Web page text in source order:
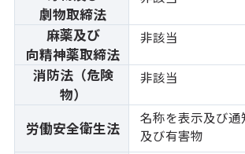
劇物取締法
麻薬及び
向精神薬取締法
非該当
消防法（危険
物）
非該当
労働安全衛生法
名称を表示及び
及び有害物